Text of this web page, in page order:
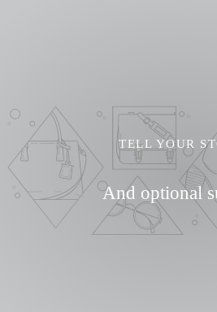
TELL YOUR
And optional